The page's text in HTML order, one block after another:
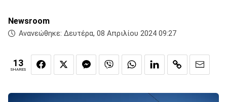
Newsroom
Ανανεώθηκε: Δευτέρα, 08 Απριλίου 2024 09:27
13
SHARES